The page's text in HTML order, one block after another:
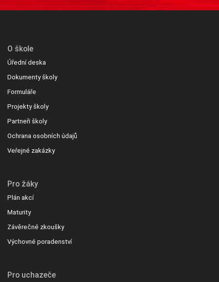
O škole
Úřední deska
Dokumenty školy
Formuláře
Projekty školy
Partneři školy
Ochrana osobních údajů
Veřejné zakázky
Pro žáky
Plán akcí
Maturity
Závěrečné zkoušky
Výchovné poradenství
Pro uchazeče